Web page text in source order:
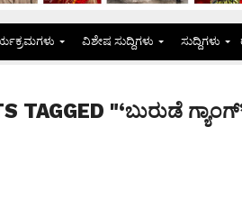
ವಿಶೇಷ ಸುದ್ದಿಗಳು ಸುದ್ದಿಗಳು
TAGGED "‘ಬುರುಡೆ